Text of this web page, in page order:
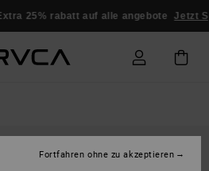
25% rabatt auf alle angebote Jetzt
Fortfahren ohne zu akzeptieren